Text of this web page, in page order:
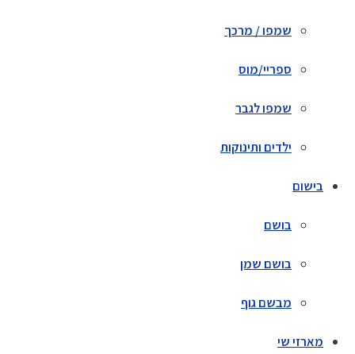
שמפו / מרכך
ספריי/מוס
שמפו לגבר
ילדים ותינוקות
בישום
בושם
בושם שמן
מבשם גוף
מארזי שי